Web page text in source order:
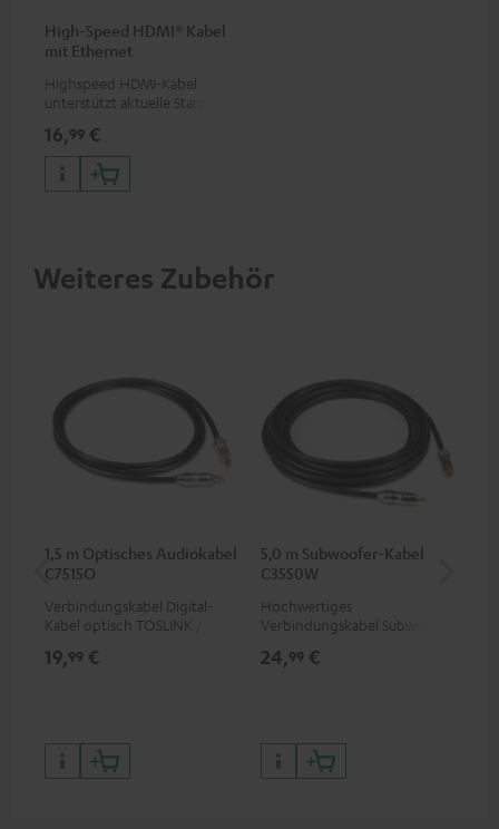
High-Speed HDMI® Kabel
mit Ethernet
Highspeed HDMI-Kabel
unterstützt aktuelle Standards
16,99 €
Weiteres Zubehör
1,5 m Optisches Audiokabel
C7515O
Verbindungskabel Digital-
Kabel optisch TOSLINK / 3,5-
19,99 €
5,0 m Subwoofer-Kabel
C3550W
Hochwertiges
Verbindungskabel Subwoofer
24,99 €